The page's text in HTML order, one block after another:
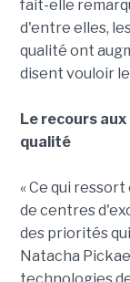
fait-elle
d'entre elles,
qualité ont
disent vouloir
Le recours
qualité
« Ce qui
de centres
des priorités
Natacha